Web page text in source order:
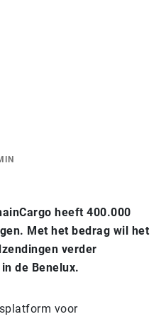
heeft 400.000
Met het bedrag wil het
verder
de Benelux.
voor